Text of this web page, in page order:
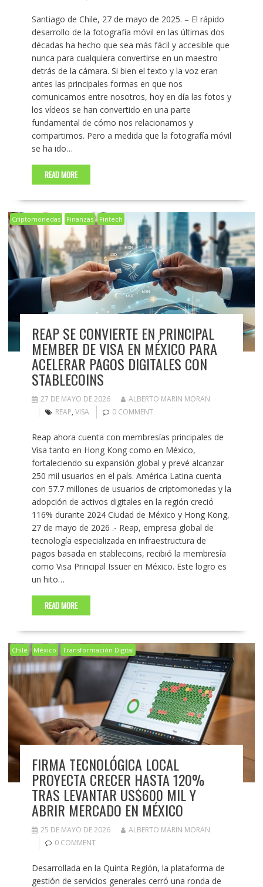
Santiago de Chile, 27 de mayo de 2025. – El rápido
desarrollo de la fotografía móvil en las últimas dos
décadas ha hecho que sea más fácil y accesible que
nunca para cualquiera convertirse en un maestro
detrás de la cámara. Si bien el texto y la voz eran
antes las principales formas en que nos
comunicamos entre nosotros, hoy en día las fotos y
los vídeos se han convertido en una parte
fundamental de cómo nos relacionamos y
compartimos. Pero a medida que la fotografía móvil
se ha ido…
READ MORE
Criptomonedas Finanzas Fintech
REAP SE CONVIERTE EN PRINCIPAL
MEMBER DE VISA EN MÉXICO PARA
ACELERAR PAGOS DIGITALES CON
STABLECOINS
27 DE MAYO DE 2026
ALBERTO MARIN MORAN
REAP, VISA 0 COMMENT
Reap ahora cuenta con membresías principales de
Visa tanto en Hong Kong como en México,
fortaleciendo su expansión global y prevé alcanzar
250 mil usuarios en el país. América Latina cuenta
con 57.7 millones de usuarios de criptomonedas y la
adopción de activos digitales en la región creció
116% durante 2024 Ciudad de México y Hong Kong,
27 de mayo de 2026 .- Reap, empresa global de
tecnología especializada en infraestructura de
pagos basada en stablecoins, recibió la membresía
como Visa Principal Issuer en México. Este logro es
un hito…
READ MORE
Chile México Transformación Digital
FIRMA TECNOLÓGICA LOCAL
PROYECTA CRECER HASTA 120%
TRAS LEVANTAR US$600 MIL Y
ABRIR MERCADO EN MÉXICO
25 DE MAYO DE 2026
ALBERTO MARIN MORAN
0 COMMENT
Desarrollada en la Quinta Región, la plataforma de
gestión de servicios generales cerró una ronda de